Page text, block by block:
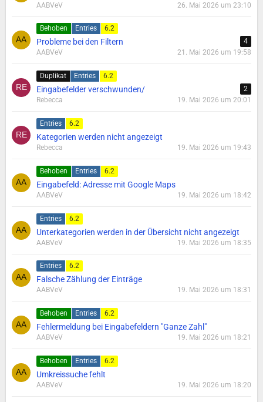
AABVeV
26. Mai 2026 um 23:10
Behoben Entries 6.2
Probleme bei den Filtern
4
AABVeV
21. Mai 2026 um 19:58
Duplikat Entries 6.2
Eingabefelder verschwunden/
2
Rebecca
19. Mai 2026 um 20:01
Entries 6.2
Kategorien werden nicht angezeigt
Rebecca 19. Mai 2026 um 19:43
Behoben Entries 6.2
Eingabefeld: Adresse mit Google Maps
AABVeV 19. Mai 2026 um 18:42
Entries 6.2
Unterkategorien werden in der Übersicht nicht angezeigt
AABVeV 19. Mai 2026 um 18:35
Entries 6.2
Falsche Zählung der Einträge
AABVeV 19. Mai 2026 um 18:31
Behoben Entries 6.2
Fehlermeldung bei Eingabefeldern "Ganze Zahl"
AABVeV 19. Mai 2026 um 18:21
Behoben Entries 6.2
Umkreissuche fehlt
AABVeV 19. Mai 2026 um 18:20